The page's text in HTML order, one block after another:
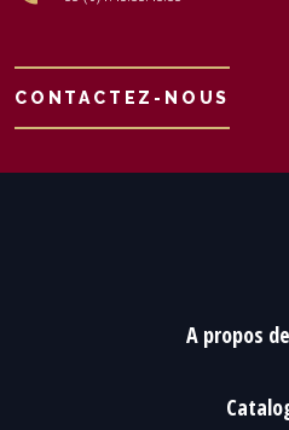
CONTACTEZ-NOUS
A propos